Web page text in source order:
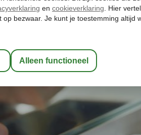
Laagsteprijsgarantie* Gratis annuleren*